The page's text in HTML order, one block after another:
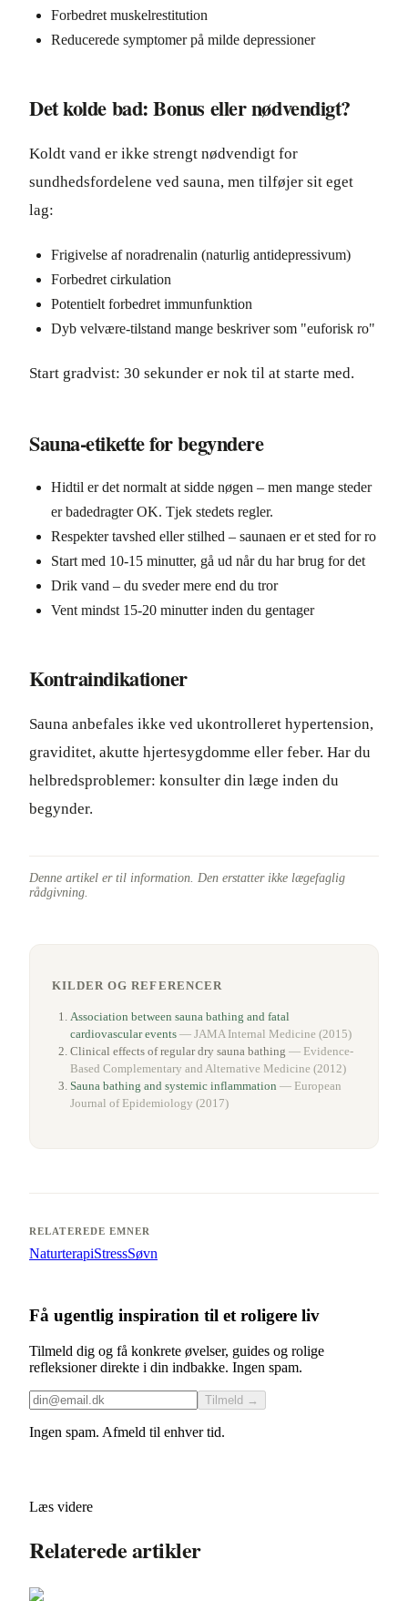
Forbedret muskelrestitution
Reducerede symptomer på milde depressioner
Det kolde bad: Bonus eller nødvendigt?
Koldt vand er ikke strengt nødvendigt for
sundhedsfordelene ved sauna, men tilføjer sit eget
lag:
Frigivelse af noradrenalin (naturlig antidepressivum)
Forbedret cirkulation
Potentielt forbedret immunfunktion
Dyb velvære-tilstand mange beskriver som "euforisk ro"
Start gradvist: 30 sekunder er nok til at starte med.
Sauna-etikette for begyndere
Hidtil er det normalt at sidde nøgen – men mange steder
er badedragter OK. Tjek stedets regler.
Respekter tavshed eller stilhed – saunaen er et sted for ro
Start med 10-15 minutter, gå ud når du har brug for det
Drik vand – du sveder mere end du tror
Vent mindst 15-20 minutter inden du gentager
Kontraindikationer
Sauna anbefales ikke ved ukontrolleret hypertension,
graviditet, akutte hjertesygdomme eller feber. Har du
helbredsproblemer: konsulter din læge inden du
begynder.
Denne artikel er til information. Den erstatter ikke lægefaglig
rådgivning.
KILDER OG REFERENCER
Association between sauna bathing and fatal
cardiovascular events — JAMA Internal Medicine (2015)
Clinical effects of regular dry sauna bathing — Evidence-
Based Complementary and Alternative Medicine (2012)
Sauna bathing and systemic inflammation — European
Journal of Epidemiology (2017)
RELATEREDE EMNER
NaturterapiStressSøvn
Få ugentlig inspiration til et roligere liv
Tilmeld dig og få konkrete øvelser, guides og rolige
refleksioner direkte i din indbakke. Ingen spam.
Tilmeld →
Ingen spam. Afmeld til enhver tid.
Læs videre
Relaterede artikler